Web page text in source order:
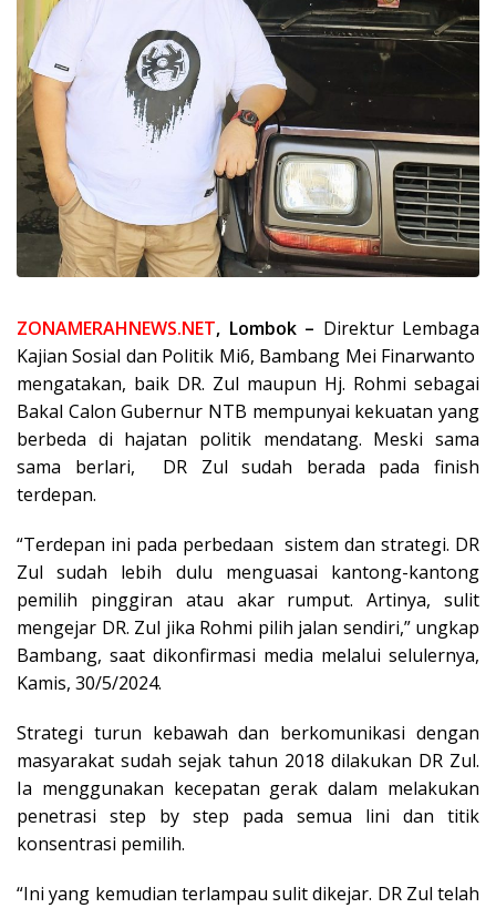
ZONAMERAHNEWS.NET, Lombok – Direktur Lembaga
Kajian Sosial dan Politik Mi6, Bambang Mei Finarwanto
mengatakan, baik DR. Zul maupun Hj. Rohmi sebagai
Bakal Calon Gubernur NTB mempunyai kekuatan yang
berbeda di hajatan politik mendatang. Meski sama
sama berlari, DR Zul sudah berada pada finish
terdepan.
“Terdepan ini pada perbedaan sistem dan strategi. DR
Zul sudah lebih dulu menguasai kantong-kantong
pemilih pinggiran atau akar rumput. Artinya, sulit
mengejar DR. Zul jika Rohmi pilih jalan sendiri,” ungkap
Bambang, saat dikonfirmasi media melalui selulernya,
Kamis, 30/5/2024.
Strategi turun kebawah dan berkomunikasi dengan
masyarakat sudah sejak tahun 2018 dilakukan DR Zul.
Ia menggunakan kecepatan gerak dalam melakukan
penetrasi step by step pada semua lini dan titik
konsentrasi pemilih.
“Ini yang kemudian terlampau sulit dikejar. DR Zul telah